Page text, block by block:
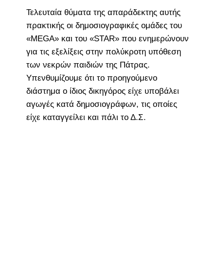
Τελευταία θύματα της απαράδεκτης αυτής
πρακτικής οι δημοσιογραφικές ομάδες του
«MEGA» και του «STAR» που ενημερώνουν
για τις εξελίξεις στην πολύκροτη υπόθεση
των νεκρών παιδιών της Πάτρας.
Υπενθυμίζουμε ότι το προηγούμενο
διάστημα ο ίδιος δικηγόρος είχε υποβάλει
αγωγές κατά δημοσιογράφων, τις οποίες
είχε καταγγείλει και πάλι το Δ.Σ.